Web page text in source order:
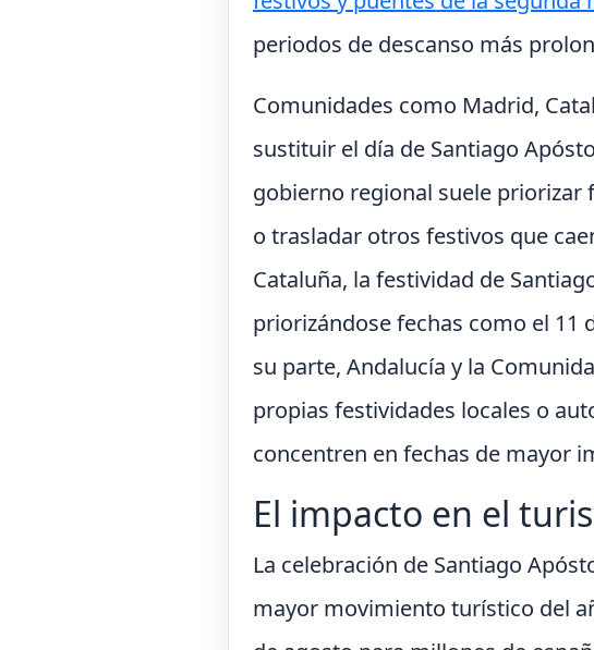
periodos de descanso más
Comunidades como Madrid,
sustituir el día de Santiago
gobierno regional suele priorizar
o trasladar otros festivos que
Cataluña, la festividad de
priorizándose fechas como el 11
su parte, Andalucía y la
propias festividades locales o
concentren en fechas de mayor
El impacto en el
La celebración de Santiago
mayor movimiento turístico del